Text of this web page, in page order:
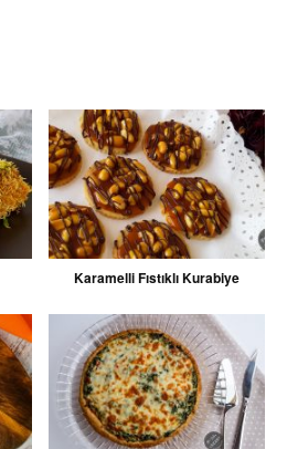
Karamelli Fıstıklı Kurabiye